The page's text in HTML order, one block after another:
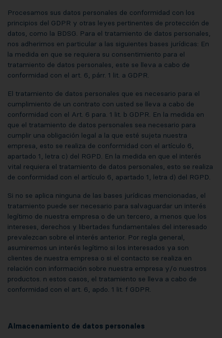
Procesamos sus datos personales de conformidad con los
principios del GDPR y otras leyes pertinentes de protección de
datos, como la BDSG. Para el tratamiento de datos personales,
nos adherimos en particular a las siguientes bases jurídicas: En
la medida en que se requiera su consentimiento para el
tratamiento de datos personales, este se lleva a cabo de
conformidad con el art. 6, párr. 1 lit. a GDPR.
El tratamiento de datos personales que es necesario para el
cumplimiento de un contrato con usted se lleva a cabo de
conformidad con el Art. 6 para. 1 lit. b GDPR. En la medida en
que el tratamiento de datos personales sea necesario para
cumplir una obligación legal a la que esté sujeta nuestra
empresa, esto se realiza de conformidad con el artículo 6,
apartado 1, letra c) del RGPD. En la medida en que el interés
vital requiera el tratamiento de datos personales, esto se realiza
de conformidad con el artículo 6, apartado 1, letra d) del RGPD.
Si no se aplica ninguna de las bases jurídicas mencionadas, el
tratamiento puede ser necesario para salvaguardar un interés
legítimo de nuestra empresa o de un tercero, a menos que los
intereses, derechos y libertades fundamentales del interesado
prevalezcan sobre el interés anterior. Por regla general,
asumiremos un interés legítimo si los interesados ya son
clientes de nuestra empresa o si el contacto se realiza en
relación con información sobre nuestra empresa y/o nuestros
productos. n estos casos, el tratamiento se lleva a cabo de
conformidad con el art. 6, apdo. 1 lit. f GDPR.
Almacenamiento de datos personales